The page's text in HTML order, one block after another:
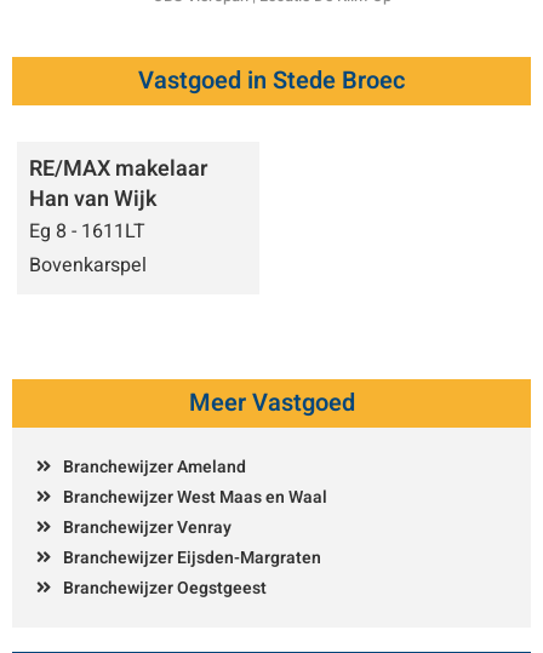
Vastgoed in Stede Broec
RE/MAX makelaar
Han van Wijk
Eg 8 - 1611LT
Bovenkarspel
Meer Vastgoed
Branchewijzer Ameland
Branchewijzer West Maas en Waal
Branchewijzer Venray
Branchewijzer Eijsden-Margraten
Branchewijzer Oegstgeest